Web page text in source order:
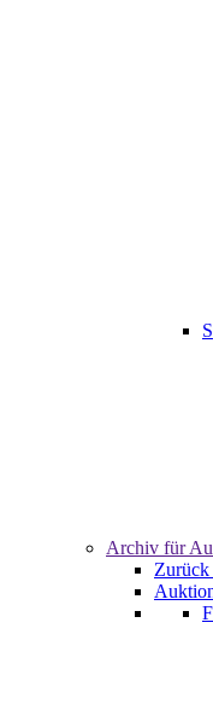
Archiv für
Zurück